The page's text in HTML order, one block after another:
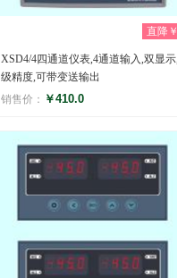
直降
XSD4/4四通道仪表,4通道输入,双显示
级精度,可带变送输出
销售价： ￥410.0
评分
(0)